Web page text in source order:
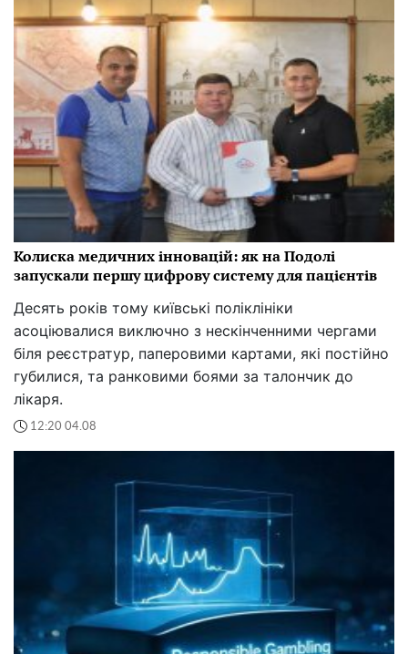
Колиска медичних інновацій: як на Подолі
запускали першу цифрову систему для пацієнтів
Десять років тому київські поліклініки
асоціювалися виключно з нескінченними чергами
біля реєстратур, паперовими картами, які постійно
губилися, та ранковими боями за талончик до
лікаря.
12:20 04.08